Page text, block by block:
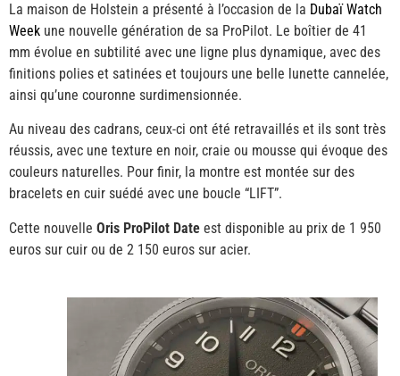
La maison de Holstein a présenté à l’occasion de la Dubaï Watch
Week une nouvelle génération de sa ProPilot. Le boîtier de 41
mm évolue en subtilité avec une ligne plus dynamique, avec des
finitions polies et satinées et toujours une belle lunette cannelée,
ainsi qu’une couronne surdimensionnée.
Au niveau des cadrans, ceux-ci ont été retravaillés et ils sont très
réussis, avec une texture en noir, craie ou mousse qui évoque des
couleurs naturelles. Pour finir, la montre est montée sur des
bracelets en cuir suédé avec une boucle “LIFT”.
Cette nouvelle Oris ProPilot Date est disponible au prix de 1 950
euros sur cuir ou de 2 150 euros sur acier.